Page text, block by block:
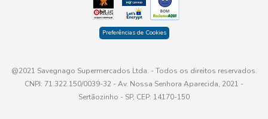
Preferências de Cookies
@2021 Savegnago Supermercados Ltda. - Todos os direitos reservados.
CNPJ: 71.322.150/0039-32 - Av. Nossa Senhora Aparecida, 2021 -
Sertãozinho - SP, CEP: 14170-150